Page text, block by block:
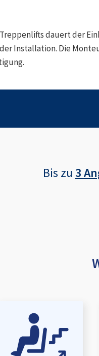
dauert der
Installation. Die
Bis zu 3